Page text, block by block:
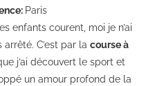
Paris
enfants courent, moi je n’ai
arrêté. C’est par la course à
j’ai découvert le sport et
un amour profond de la